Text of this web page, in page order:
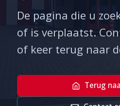
De pagina die u
of is verplaatst.
of keer terug naar
Terug